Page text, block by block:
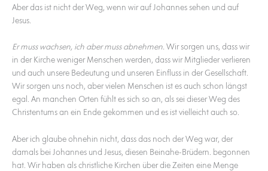
Aber das ist nicht der Weg, wenn wir auf Johannes sehen und auf
Jesus.
Er muss wachsen, ich aber muss abnehmen. Wir sorgen uns, dass wir
in der Kirche weniger Menschen werden, dass wir Mitglieder verlieren
und auch unsere Bedeutung und unseren Einfluss in der Gesellschaft.
Wir sorgen uns noch, aber vielen Menschen ist es auch schon längst
egal. An manchen Orten fühlt es sich so an, als sei dieser Weg des
Christentums an ein Ende gekommen und es ist vielleicht auch so.
Aber ich glaube ohnehin nicht, dass das noch der Weg war, der
damals bei Johannes und Jesus, diesen Beinahe-Brüdern. begonnen
hat. Wir haben als christliche Kirchen über die Zeiten eine Menge